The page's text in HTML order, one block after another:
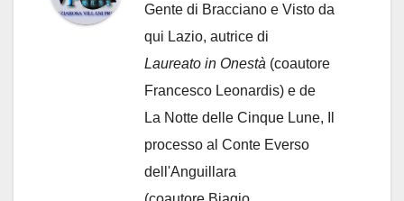
Gente di Bracciano e Visto da
qui Lazio, autrice di
Laureato in Onestà (coautore
Francesco Leonardis) e de
La Notte delle Cinque Lune, Il
processo al Conte Everso
dell'Anguillara